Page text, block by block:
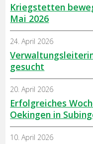
Kriegstetten
Mai 2026
gesucht
24. April 2026
Erfolgreiches
Oekingen in
20. April 2026
10. April 2026